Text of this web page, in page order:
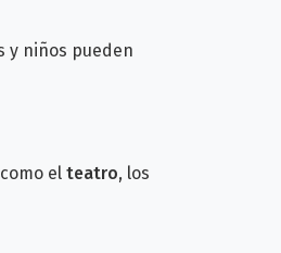
y niños pueden
el teatro, los